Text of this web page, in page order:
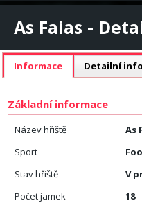
As Faias -
Informace Detailní
Základní informace
Název hřiště
As
Sport
Stav hřiště
V
Počet jamek
18